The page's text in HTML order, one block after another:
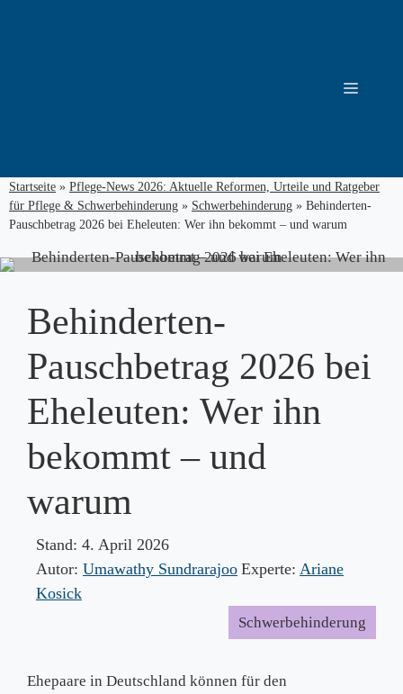
Menü
Startseite » Pflege-News 2026: Aktuelle Reformen, Urteile und Ratgeber
für Pflege & Schwerbehinderung » Schwerbehinderung » Behinderten-
Pauschbetrag 2026 bei Eheleuten: Wer ihn bekommt – und warum
Behinderten-
Pauschbetrag 2026 bei
Eheleuten: Wer ihn
bekommt – und
warum
Stand: 4. April 2026
Autor: Umawathy Sundrarajoo Experte: Ariane
Kosick
Schwerbehinderung
Ehepaare in Deutschland können für den